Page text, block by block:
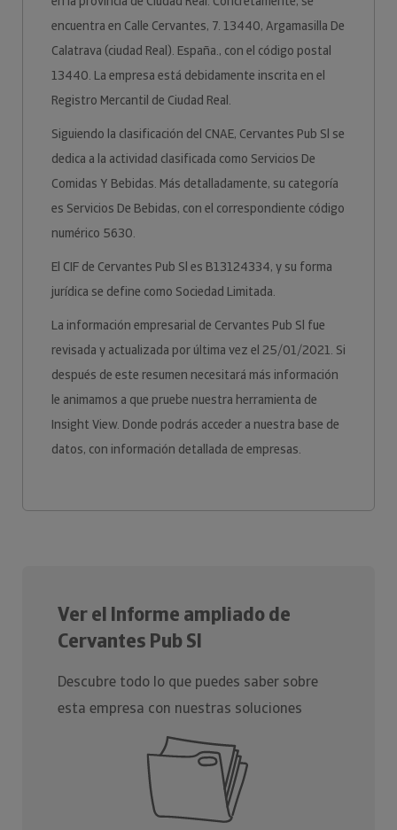
encuentra en Calle Cervantes, 7. 13440, Argamasilla De
Calatrava (ciudad Real). España., con el código postal
13440. La empresa está debidamente inscrita en el
Registro Mercantil de Ciudad Real.
Siguiendo la clasificación del CNAE, Cervantes Pub Sl se
dedica a la actividad clasificada como Servicios De
Comidas Y Bebidas. Más detalladamente, su categoría
es Servicios De Bebidas, con el correspondiente código
numérico 5630.
El CIF de Cervantes Pub Sl es B13124334, y su forma
jurídica se define como Sociedad Limitada.
La información empresarial de Cervantes Pub Sl fue
revisada y actualizada por última vez el 25/01/2021. Si
después de este resumen necesitará más información
le animamos a que pruebe nuestra herramienta de
Insight View. Donde podrás acceder a nuestra base de
datos, con información detallada de empresas.
Ver el Informe ampliado de
Cervantes Pub Sl
Descubre todo lo que puedes saber sobre
esta empresa con nuestras soluciones